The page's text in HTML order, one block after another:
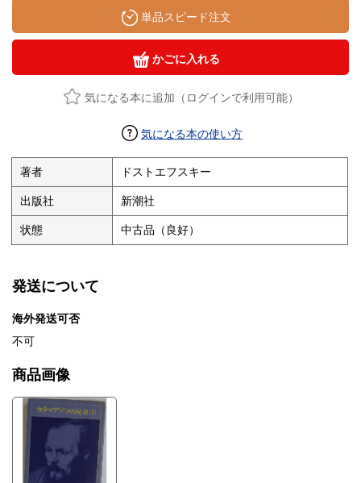
単品スピード注文
かごに入れる
気になる本に追加（ログインで利用可能）
気になる本の使い方
著者 ドストエフスキー
出版社 新潮社
状態 中古品（良好）
発送について
海外発送可否
不可
商品画像